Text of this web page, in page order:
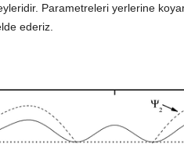
Parametreleri yerlerine
ederiz.